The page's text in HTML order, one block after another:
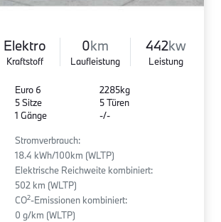
Elektro
Kraftstoff
0km
Laufleistung
442kw
Leistung
Euro 6
5 Sitze
1 Gänge
2285kg
5 Türen
-/-
Stromverbrauch:
18.4 kWh/100km (WLTP)
Elektrische Reichweite kombiniert:
502 km (WLTP)
CO2-Emissionen kombiniert:
0 g/km (WLTP)